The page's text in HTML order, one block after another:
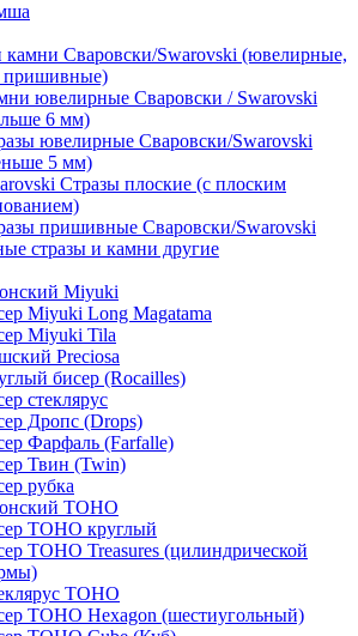
камни Сваровски/Swarovski (ювелирные,
пришивные)
ювелирные Сваровски / Swarovski
6 мм)
ювелирные Сваровски/Swarovski
5 мм)
Стразы плоские (с плоским
пришивные Сваровски/Swarovski
стразы и камни другие
Miyuki
Miyuki Long Magatama
Miyuki Tila
Preciosa
бисер (Rocailles)
стеклярус
Дропс (Drops)
Фарфаль (Farfalle)
Твин (Twin)
рубка
TOHO
TOHO круглый
TOHO Treasures (цилиндрической
TOHO
TOHO Hexagon (шестиугольный)